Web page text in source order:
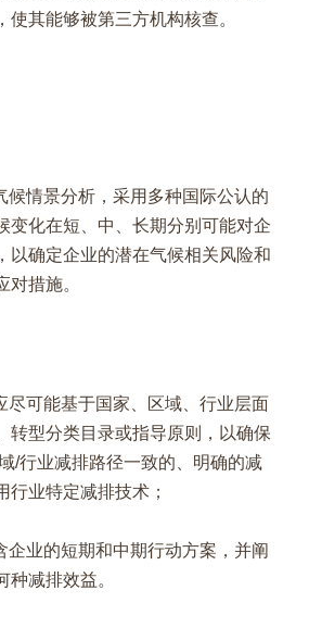
使其能够被第三方机构核查。
候情景分析，采用多种国际公认的
变化在短、中、长期分别可能对企
以确定企业的潜在气候相关风险和
措施。
尽可能基于国家、区域、行业层面
转型分类目录或指导原则，以确保
/行业减排路径一致的、明确的减
行业特定减排技术；
企业的短期和中期行动方案，并阐
减排效益。